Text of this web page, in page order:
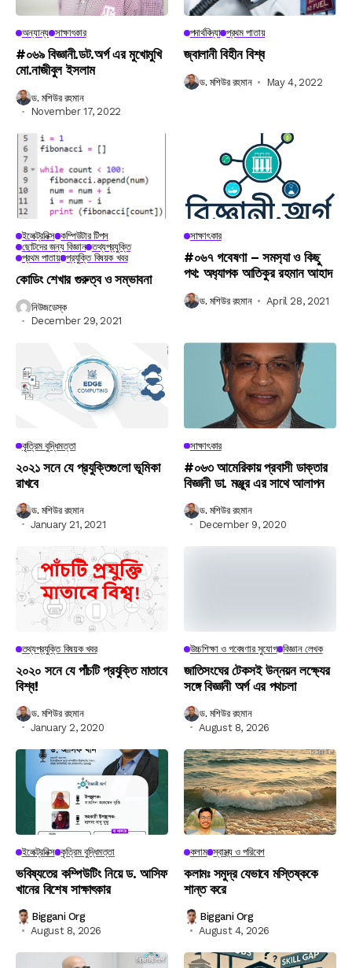
অন্যান্য সাক্ষাৎকার
#০৬৯ বিজ্ঞানী.ডট.অর্গ এর মুখোমুখি
মো.নাজীবুল ইসলাম
ড. মশিউর রহমান
November 17, 2022
পদার্থবিদ্যা প্রথম পাতায়
জ্বালানী বিহীন বিশ্ব
ড. মশিউর রহমান May 4, 2022
ইলেক্ট্রনিক্স কম্পিউটার টিপস
ছোটদের জন্য বিজ্ঞান তথ্যপ্রযুক্তি
প্রথম পাতায় প্রযুক্তি বিষয়ক খবর
কোডিং শেখার গুরুত্ব ও সম্ভাবনা
নিউজডেস্ক
December 29, 2021
সাক্ষাৎকার
#০৬৭ গবেষণা – সমস‍্যা ও কিছু
পথ: অধ‍্যাপক আতিকুর রহমান আহাদ
ড. মশিউর রহমান April 28, 2021
কৃত্রিম বুদ্ধিমত্তা
২০২১ সনে যে প্রযুক্তিগুলো ভূমিকা
রাখবে
ড. মশিউর রহমান
January 21, 2021
সাক্ষাৎকার
#০৬৩ আমেরিকায় প্রবাসী ডাক্তার
বিজ্ঞানী ডা. মঞ্জুর এর সাথে আলাপন
ড. মশিউর রহমান
December 9, 2020
তথ্যপ্রযুক্তি বিষয়ক খবর
২০২০ সনে যে পাঁচটি প্রযুক্তি মাতাবে
বিশ্ব!
ড. মশিউর রহমান
January 2, 2020
উচ্চশিক্ষা ও গবেষণার সুযোগ বিজ্ঞান লেখক
জাতিসংঘের টেকসই উন্নয়ন লক্ষ্যের
সঙ্গে বিজ্ঞানী অর্গ এর পথচলা
ড. মশিউর রহমান
August 8, 2026
ইলেক্ট্রনিক্স কৃত্রিম বুদ্ধিমত্তা
ভবিষ্যতের কম্পিউটিং নিয়ে ড. আসিফ
খানের বিশেষ সাক্ষাৎকার
Biggani Org
August 8, 2026
কলাম স্বাস্থ্য ও পরিবেশ
কলামঃ সমুদ্র যেভাবে মস্তিষ্ককে
শান্ত করে
Biggani Org
August 4, 2026